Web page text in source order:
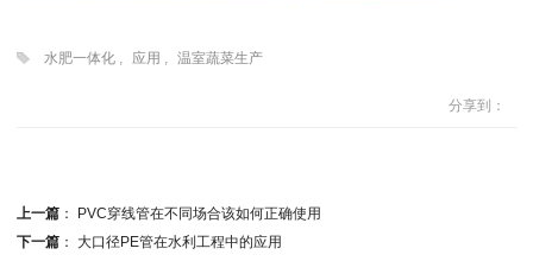
水肥一体化, 应用 , 温室蔬菜生产
分享到：
上一篇：
PVC穿线管在不同场合该如何正确使用
下一篇： 大口径PE管在水利工程中的应用